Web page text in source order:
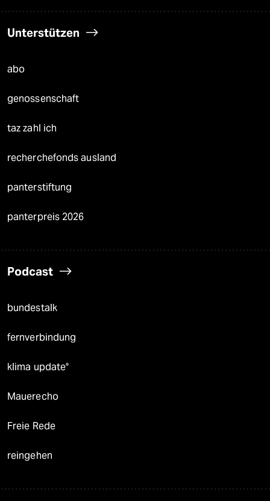
Unterstützen
abo
genossenschaft
taz zahl ich
recherchefonds ausland
panterstiftung
panterpreis 2026
Podcast
bundestalk
fernverbindung
klima update°
Mauerecho
Freie Rede
reingehen